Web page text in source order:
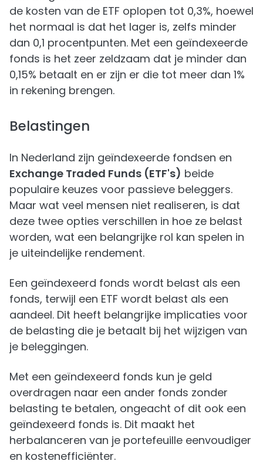
de kosten van de ETF oplopen tot 0,3%, hoewel
het normaal is dat het lager is, zelfs minder
dan 0,1 procentpunten. Met een geïndexeerde
fonds is het zeer zeldzaam dat je minder dan
0,15% betaalt en er zijn er die tot meer dan 1%
in rekening brengen.
Belastingen
In Nederland zijn geïndexeerde fondsen en
Exchange Traded Funds (ETF's) beide
populaire keuzes voor passieve beleggers.
Maar wat veel mensen niet realiseren, is dat
deze twee opties verschillen in hoe ze belast
worden, wat een belangrijke rol kan spelen in
je uiteindelijke rendement.
Een geïndexeerd fonds wordt belast als een
fonds, terwijl een ETF wordt belast als een
aandeel. Dit heeft belangrijke implicaties voor
de belasting die je betaalt bij het wijzigen van
je beleggingen.
Met een geïndexeerd fonds kun je geld
overdragen naar een ander fonds zonder
belasting te betalen, ongeacht of dit ook een
geïndexeerd fonds is. Dit maakt het
herbalanceren van je portefeuille eenvoudiger
en kostenefficiënter.